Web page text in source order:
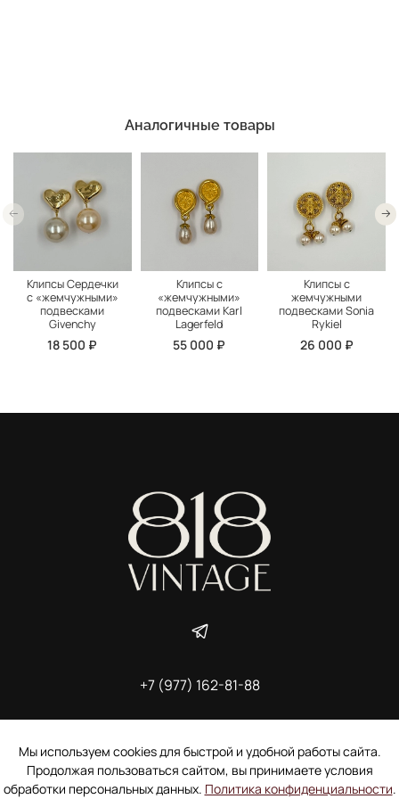
Аналогичные товары
Клипсы Сердечки
с «жемчужными»
подвесками
Givenchy
18 500 ₽
Клипсы с
«жемчужными»
подвесками Karl
Lagerfeld
55 000 ₽
Клипсы с
жемчужными
подвесками Sonia
Rykiel
26 000 ₽
+7 (977) 162-81-88
Пользовательское соглашение
Электронное согласие покупателя на рассылку
Согласие на обработку персональных данных
Мы используем cookies для быстрой и удобной работы сайта.
Продолжая пользоваться сайтом, вы принимаете условия
обработки персональных данных. Политика конфиденциальности.